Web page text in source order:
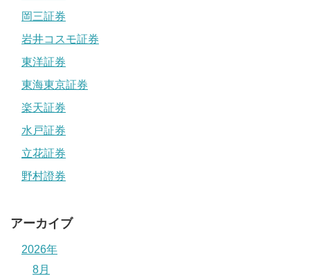
岡三証券
岩井コスモ証券
東洋証券
東海東京証券
楽天証券
水戸証券
立花証券
野村證券
アーカイブ
2026年
8月